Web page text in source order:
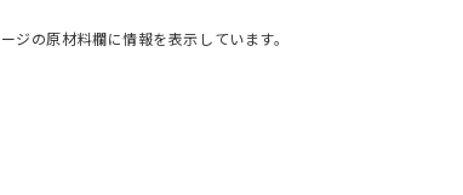
の原材料欄に情報を表示しています。